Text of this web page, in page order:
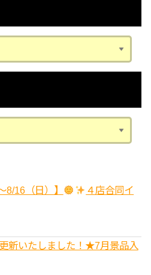
8/16（日）】
４店合同イ
新いたしました！★7月景品入